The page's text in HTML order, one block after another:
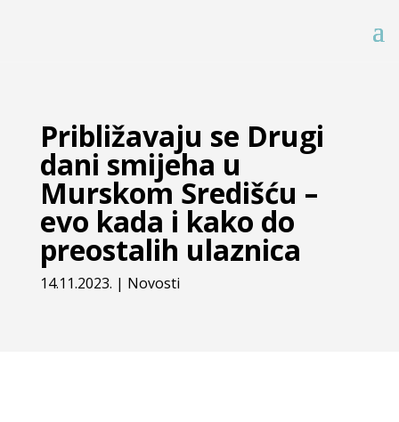
Približavaju se Drugi
dani smijeha u
Murskom Središću –
evo kada i kako do
preostalih ulaznica
14.11.2023. | Novosti